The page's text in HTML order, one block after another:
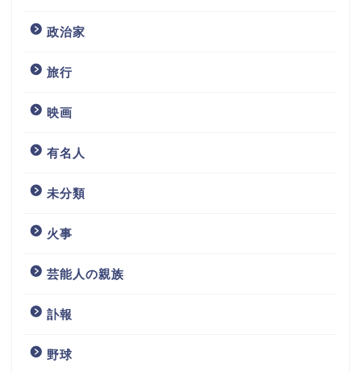
政治家
旅行
映画
有名人
未分類
火事
芸能人の親族
訃報
野球